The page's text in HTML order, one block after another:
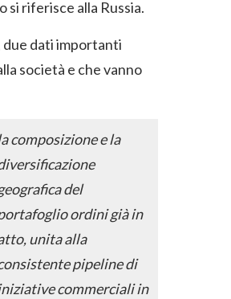
si riferisce alla Russia.
due dati importanti
società e che vanno
composizione e la
del
ordini già in
unita alla
pipeline di
commerciali in